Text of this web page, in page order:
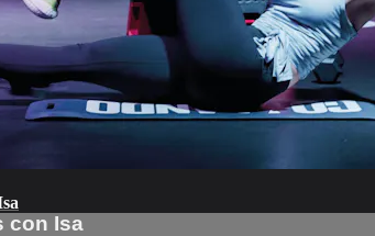
con Isa